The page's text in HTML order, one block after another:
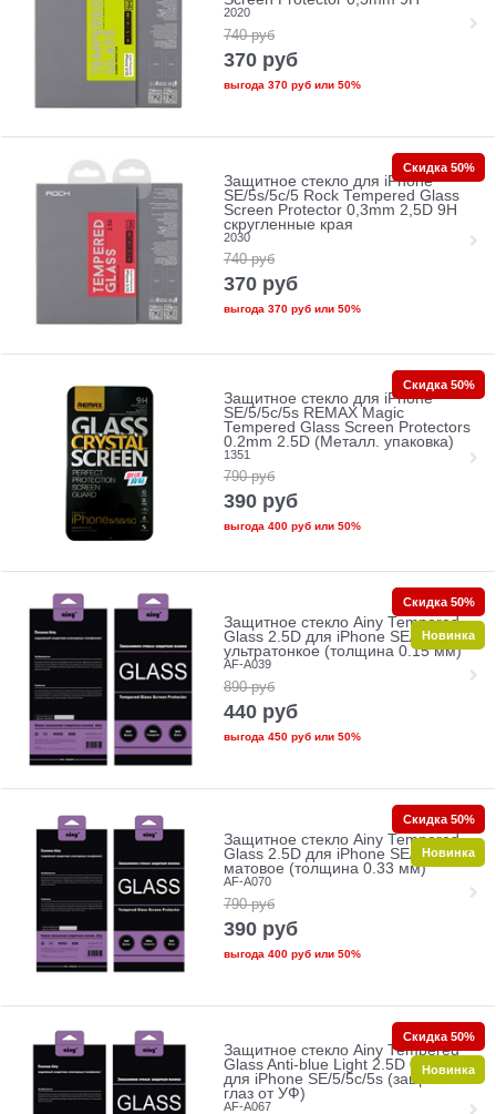
2020
740 руб
370 руб
выгода 370 рубили 50%
Защитное стекло для iPhone
SE/5s/5с/5 Rock Tempered Glass
Screen Protector 0,3mm 2,5D 9H
скругленные края
2030
740 руб
370 руб
выгода 370 рубили 50%
Скидка 50%
Защитное стекло для iPhone
SE/5/5c/5s REMAX Magic
Tempered Glass Screen Protectors
0.2mm 2.5D (Металл. упаковка)
1351
790 руб
390 руб
выгода 400 рубили 50%
Скидка 50%
Защитное стекло Ainy Tempered
Glass 2.5D для iPhone SE/5/5c/5s
ультратонкое (толщина 0.15 мм)
AF-A039
890 руб
440 руб
выгода 450 рубили 50%
Скидка 50%
Новинка
Защитное стекло Ainy Tempered
Glass 2.5D для iPhone SE/5/5c/5s
матовое (толщина 0.33 мм)
AF-A070
790 руб
390 руб
выгода 400 рубили 50%
Скидка 50%
Новинка
Защитное стекло Ainy Tempered
Glass Anti-blue Light 2.5D 0.33mm
для iPhone SE/5/5c/5s (защита
глаз от УФ)
AF-A067
Скидка 50%
Новинка